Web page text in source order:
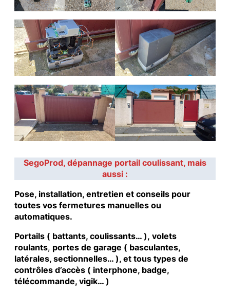
SegoProd, dépannage portail coulissant, mais
aussi :
Pose, installation, entretien et conseils pour
toutes vos fermetures manuelles ou
automatiques.
Portails ( battants, coulissants… ), volets
roulants, portes de garage ( basculantes,
latérales, sectionnelles… ), et tous types de
contrôles d’accès ( interphone, badge,
télécommande, vigik… )